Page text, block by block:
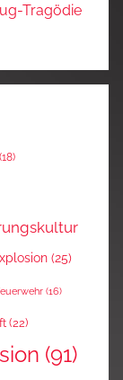
Tragödie
(18)
(25)
(16)
(22)
(91)